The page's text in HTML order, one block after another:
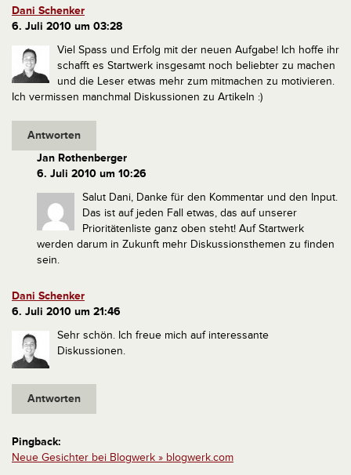
Dani Schenker
6. Juli 2010 um 03:28
Viel Spass und Erfolg mit der neuen Aufgabe! Ich hoffe ihr
schafft es Startwerk insgesamt noch beliebter zu machen
und die Leser etwas mehr zum mitmachen zu motivieren.
Ich vermissen manchmal Diskussionen zu Artikeln :)
Antworten
Jan Rothenberger
6. Juli 2010 um 10:26
Salut Dani, Danke für den Kommentar und den Input.
Das ist auf jeden Fall etwas, das auf unserer
Prioritätenliste ganz oben steht! Auf Startwerk
werden darum in Zukunft mehr Diskussionsthemen zu finden
sein.
Dani Schenker
6. Juli 2010 um 21:46
Sehr schön. Ich freue mich auf interessante
Diskussionen.
Antworten
Pingback:
Neue Gesichter bei Blogwerk » blogwerk.com